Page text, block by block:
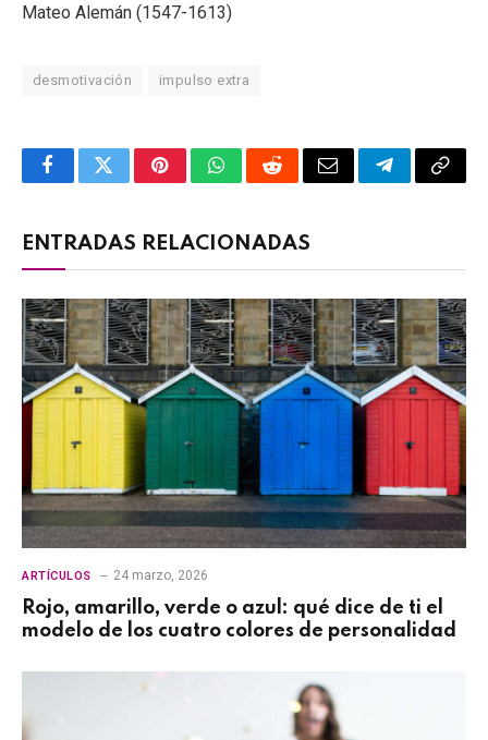
Mateo Alemán (1547-1613)
desmotivación impulso extra
FacebookTwitterPinterestWhatsAppRedditEmail TelegramCopy
ENTRADAS RELACIONADAS
ARTÍCULOS 24 marzo, 2026
Rojo, amarillo, verde o azul: qué dice de ti el
modelo de los cuatro colores de personalidad